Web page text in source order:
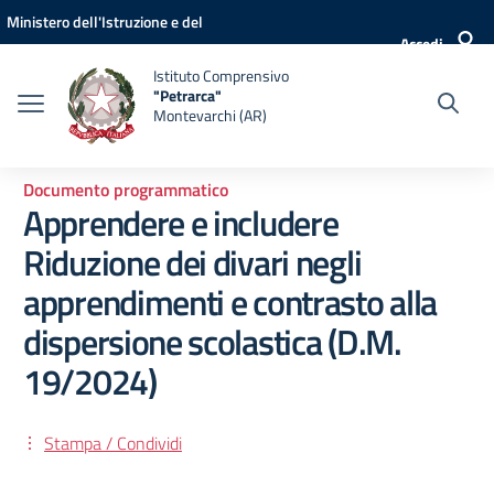
Vai ai contenuti
Vai al menu di navigazione
Vai al footer
Ministero dell'Istruzione e del
Accedi
Istituto Comprensivo
"Petrarca"
Montevarchi (AR)
Documento programmatico
Apprendere e includere
Riduzione dei divari negli
apprendimenti e contrasto alla
dispersione scolastica (D.M.
19/2024)
Stampa / Condividi